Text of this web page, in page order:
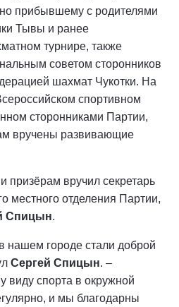
прибывшему с родителями
Тывы и ранее
турнире, также
советом сторонников
шахмат Чукотки. На
спортивном
сторонниками Партии,
вручены развивающие
призёрам вручил секретарь
местного отделения Партии,
Спицын.
городе стали доброй
Сергей Спицын. –
виду спорта в окружной
и мы благодарны